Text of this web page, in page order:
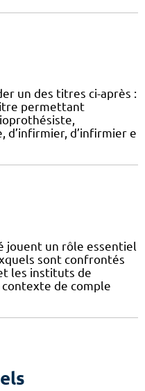
un des titres ci-après :
permettant
d’infirmier, d’infirmier e
jouent un rôle essentiel
sont confrontés
les instituts de
de comple